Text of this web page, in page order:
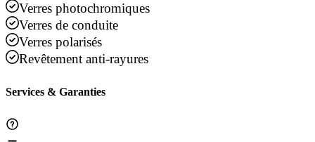
Verres photochromiques
Verres de conduite
Verres polarisés
Revêtement anti-rayures
Services & Garanties